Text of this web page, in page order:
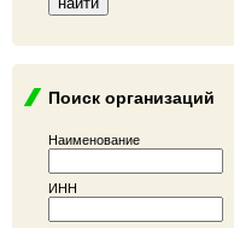
Поиск организаций
Наименование
ИНН